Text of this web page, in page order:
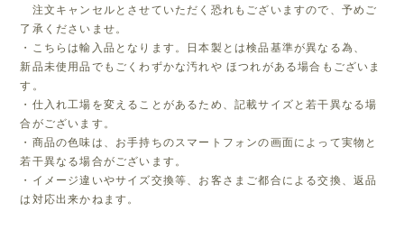
注文キャンセルとさせていただく恐れもございますので、予めご
了承くださいませ。
・こちらは輸入品となります。日本製とは検品基準が異なる為、
新品未使用品でもごくわずかな汚れや ほつれがある場合もございま
す。
・仕入れ工場を変えることがあるため、記載サイズと若干異なる場
合がございます。
・商品の色味は、お手持ちのスマートフォンの画面によって実物と
若干異なる場合がございます。
・イメージ違いやサイズ交換等、お客さまご都合による交換、返品
は対応出来かねます。